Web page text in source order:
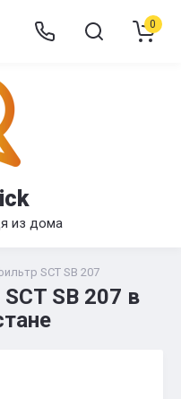
из дома
0
SCT SB 207
SB 207 в